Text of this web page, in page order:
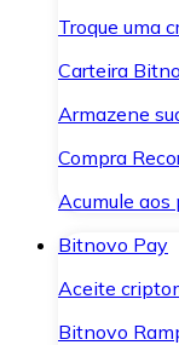
Troque uma
Carteira
Armazene
Compra
Acumule aos
Bitnovo Pay
Aceite
Bitnovo